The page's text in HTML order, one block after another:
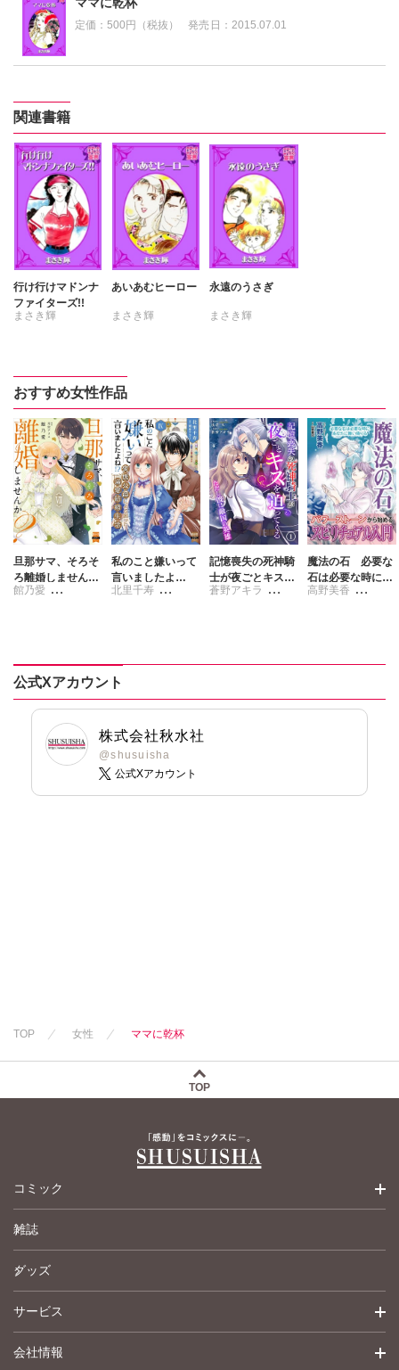
ママに乾杯
定価：500円（税抜） 発売日： 2015.07.01
関連書籍
行け行けマドンナ
ファイターズ!!
まさき輝
あいあむヒーロー
まさき輝
永遠のうさぎ
まさき輝
おすすめ女性作品
旦那サマ、そろそ
ろ離婚しません
か？【単行本版】
館乃愛
私のこと嫌いって
言いましたよ
ね！？変態公爵に
北里千寿
記憶喪失の死神騎
士が夜ごとキスを
迫ってくる～ただ
蒼野アキラ
魔法の石 必要な
石は必要な時にあ
なたに舞い降りる
高野美香
公式Xアカウント
株式会社秋水社
@shusuisha
公式Xアカウント
TOP 女性 ママに乾杯
TOP
コミック
少女コミック
女性コミック
ペットコミック
青年コミック
雑誌
グッズ
サービス
詳細検索
会社情報